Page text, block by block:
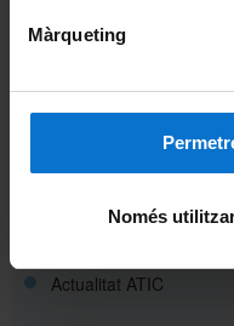
Màrqueting
Només
Tarifes
Disponibilitat dels
Polítiques i normativa
Actualitat ATIC